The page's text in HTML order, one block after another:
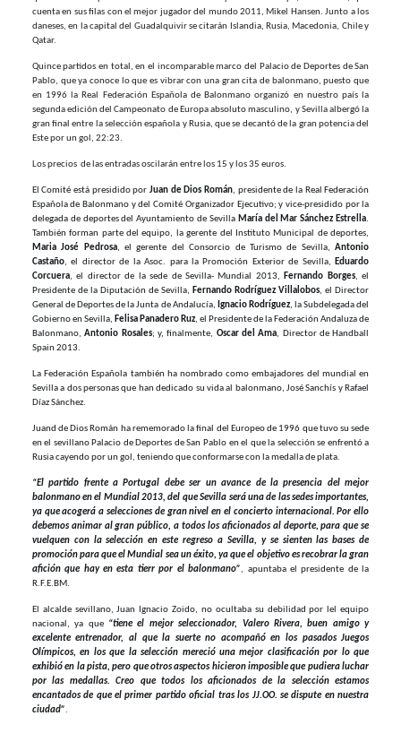
cuenta en sus filas con el mejor jugador del mundo 2011, Mikel Hansen. Junto a los
daneses, en la capital del Guadalquivir se citarán Islandia, Rusia, Macedonia, Chile y
Qatar.
Quince partidos en total, en el incomparable marco del Palacio de Deportes de San
Pablo, que ya conoce lo que es vibrar con una gran cita de balonmano, puesto que
en 1996 la Real Federación Española de Balonmano organizó en nuestro país la
segunda edición del Campeonato de Europa absoluto masculino, y Sevilla albergó la
gran final entre la selección española y Rusia, que se decantó de la gran potencia del
Este por un gol, 22:23.
Los precios de las entradas oscilarán entre los 15 y los 35 euros.
El Comité está presidido porJuan de Dios Román, presidente de la Real Federación
Española de Balonmano y del Comité Organizador Ejecutivo; y vice-presidido por la
delegada de deportes del Ayuntamiento de Sevilla María del Mar Sánchez Estrella.
También forman parte del equipo, la gerente del Instituto Municipal de deportes,
Maria José Pedrosa, el gerente del Consorcio de Turismo de Sevilla,Antonio
Castaño, el director de la Asoc. para la Promoción Exterior de Sevilla,
Eduardo
Corcuera, el director de la sede de Sevilla- Mundial 2013, Fernando Borges, el
Presidente de la Diputación de Sevilla, Fernando Rodríguez Villalobos, el Director
General de Deportes de la Junta de Andalucía, Ignacio Rodríguez, la Subdelegada del
Gobierno en Sevilla, Felisa Panadero Ruz, el Presidente de la Federación Andaluza de
Balonmano,Antonio Rosales; y, finalmente, Oscar del Ama, Director de Handball
Spain 2013.
La Federación Española también ha nombrado como embajadores del mundial en
Sevilla a dos personas que han dedicado su vida al balonmano, José Sanchís y Rafael
Díaz Sánchez.
Juand de Dios Román ha rememorado la final del Europeo de 1996 que tuvo su sede
en el sevillano Palacio de Deportes de San Pablo en el que la selección se enfrentó a
Rusia cayendo por un gol, teniendo que conformarse con la medalla de plata.
“El partido frente a Portugal debe ser un avance de la presencia del mejor
balonmano en el Mundial 2013, del que Sevilla será una de las sedes importantes,
ya que acogerá a selecciones de gran nivel en el concierto internacional. Por ello
debemos animar al gran público, a todos los aficionados al deporte, para que se
vuelquen con la selección en este regreso a Sevilla, y se sienten las bases de
promoción para que el Mundial sea un éxito, ya que el objetivo es recobrar la gran
afición que hay en esta tierr por el balonmano”, apuntaba el presidente de la
R.F.E.BM.
El alcalde sevillano, Juan Ignacio Zoido, no ocultaba su debilidad por lel equipo
nacional, ya que “tiene el mejor seleccionador, Valero Rivera, buen amigo y
excelente entrenador, al que la suerte no acompañó en los pasados Juegos
Olímpicos, en los que la selección mereció una mejor clasificación por lo que
exhibió en la pista, pero que otros aspectos hicieron imposible que pudiera luchar
por las medallas. Creo que todos los aficionados de la selección estamos
encantados de que el primer partido oficial tras los JJ.OO. se dispute en nuestra
ciudad”.